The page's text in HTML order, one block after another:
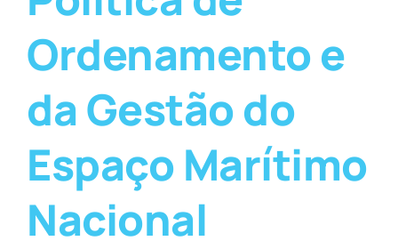
Ordenamento e
da Gestão do
Espaço Marítimo
Nacional